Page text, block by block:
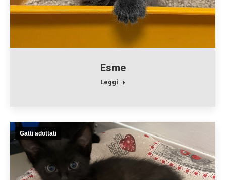
Esme
Leggi
Gatti adottati